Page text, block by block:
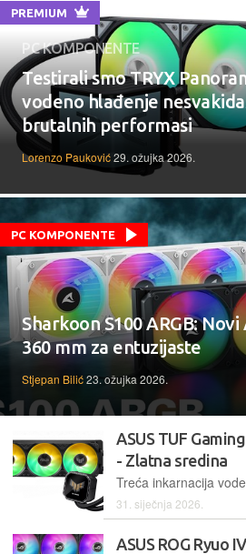
PREMIUM
PC KOMPONENTE
Testirali smo TRYX
vodeno hlađenje
brutalnih performasi
Lorenzo Pauković29. ožujka 2026.
PC KOMPONENTE
Sharkoon S100 ARGB:
360 mm za entuzijaste
Stjepan Bilić23. ožujka 2026.
ASUS TUF
- Zlatna sredina
31. siječnja 2026.
ASUS ROG Ryuo